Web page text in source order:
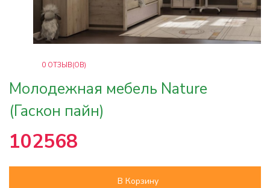
0 ОТЗЫВ(ОВ)
Молодежная мебель Nature
(Гаскон пайн)
102568
В Корзину